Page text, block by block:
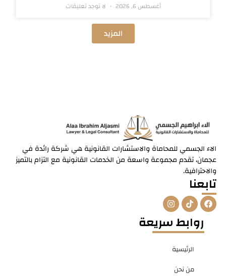
أغسطس 6, 2026 لا توجد تعليقات
المزيد
الاء الجسمي للمحاماة والاستشارات القانونية هي شركة رائدة في
عجمان، تقدم مجموعة واسعة من الخدمات القانونية مع التزام بالتميز
والاحترافية.
تابعنا
F
a
c
b
T
i
k
t
o
I
n
s
t
a
روابط سريعة
الرئيسية
من نحن